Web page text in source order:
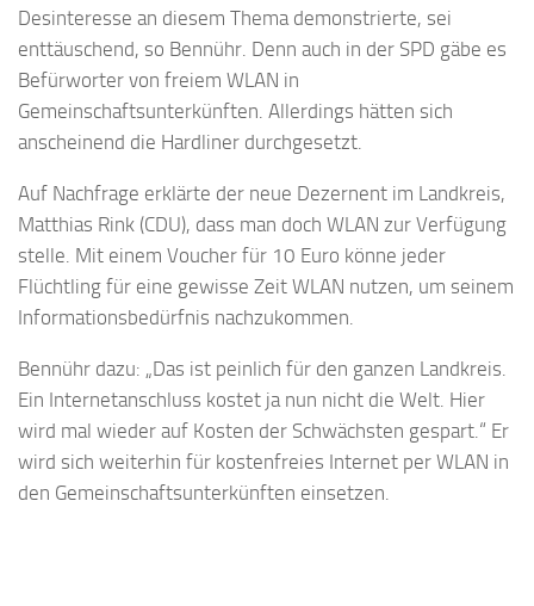
Desinteresse an diesem Thema demonstrierte, sei
enttäuschend, so Bennühr. Denn auch in der SPD gäbe es
Befürworter von freiem WLAN in
Gemeinschaftsunterkünften. Allerdings hätten sich
anscheinend die Hardliner durchgesetzt.
Auf Nachfrage erklärte der neue Dezernent im Landkreis,
Matthias Rink (CDU), dass man doch WLAN zur Verfügung
stelle. Mit einem Voucher für 10 Euro könne jeder
Flüchtling für eine gewisse Zeit WLAN nutzen, um seinem
Informationsbedürfnis nachzukommen.
Bennühr dazu: „Das ist peinlich für den ganzen Landkreis.
Ein Internetanschluss kostet ja nun nicht die Welt. Hier
wird mal wieder auf Kosten der Schwächsten gespart.“ Er
wird sich weiterhin für kostenfreies Internet per WLAN in
den Gemeinschaftsunterkünften einsetzen.